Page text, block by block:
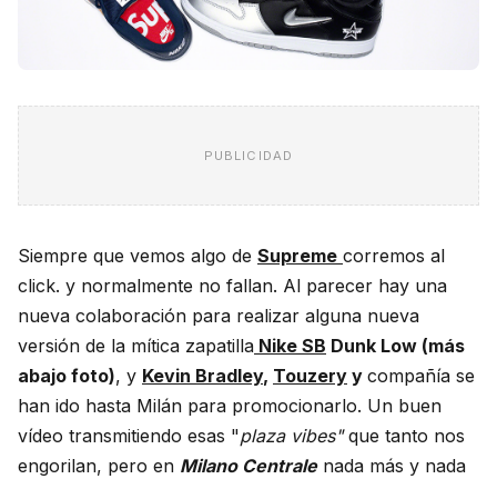
PUBLICIDAD
Siempre que vemos algo de Supreme corremos al
click. y normalmente no fallan. Al parecer hay una
nueva colaboración para realizar alguna nueva
versión de la mítica zapatilla Nike SB Dunk Low (más
abajo foto), y Kevin Bradley, Touzery y compañía se
han ido hasta Milán para promocionarlo. Un buen
vídeo transmitiendo esas "plaza vibes"que tanto nos
engorilan, pero en Milano Centrale nada más y nada